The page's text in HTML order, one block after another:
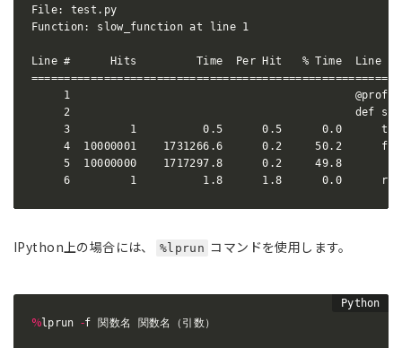
File: test.py
Function: slow_function at line 1
Line #      Hits         Time  Per Hit   % Time  Line
1
2                                           def
3         1          0.5      0.5      0.0
4  10000001    1731266.6      0.2     50.2
5  10000000    1717297.8      0.2     49.8
6         1          1.8      1.8      0.0
IPython上の場合には、 %lprun コマンドを使用します。
%lprun -f 関数名 関数名（引数）